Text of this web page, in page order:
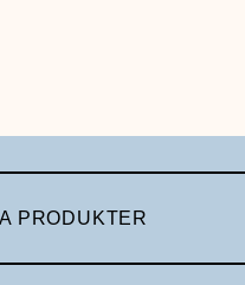
PRODUKTER